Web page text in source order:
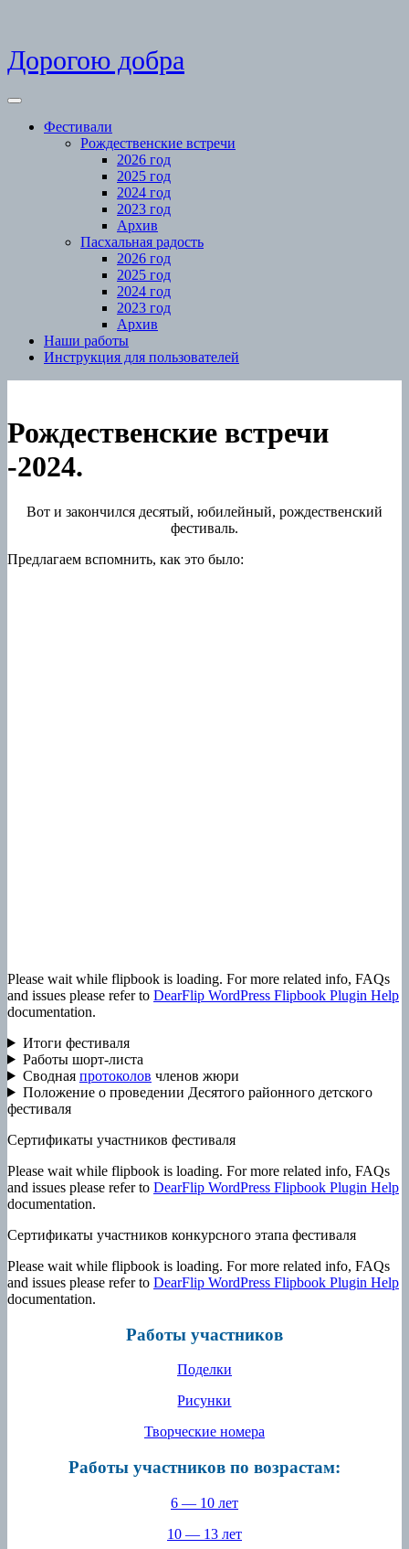
Skip
to
Дорогою добра
Open
Фестивали
Рождественские встречи
2026 год
2025 год
2024 год
2023 год
Архив
Пасхальная радость
2026 год
2025 год
2024 год
2023 год
Архив
Наши работы
Инструкция для пользователей
Рождественские встречи
-2024.
Вот и закончился десятый, юбилейный, рождественский
фестиваль.
Предлагаем вспомнить, как это было:
Please wait while flipbook is loading. For more related info, FAQs
and issues please refer to DearFlip WordPress Flipbook Plugin Help
documentation.
Итоги фестиваля
Работы шорт-листа
Cводная протоколов членов жюри
Положение о проведении Десятого районного детского
фестиваля
Сертификаты участников фестиваля
Please wait while flipbook is loading. For more related info, FAQs
and issues please refer to DearFlip WordPress Flipbook Plugin Help
documentation.
Сертификаты участников конкурсного этапа фестиваля
Please wait while flipbook is loading. For more related info, FAQs
and issues please refer to DearFlip WordPress Flipbook Plugin Help
documentation.
Работы участников
Поделки
Рисунки
Творческие номера
Работы участников по возрастам:
6 — 10 лет
10 — 13 лет